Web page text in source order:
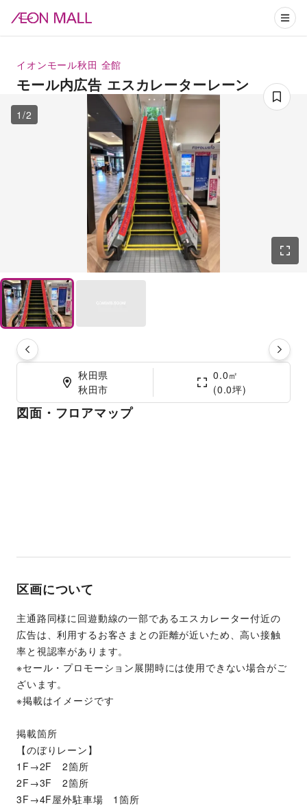
イオンモール秋田 全館
モール内広告 エスカレーターレーン
1 /2
秋田県
秋田市
0.0㎡
(0.0坪)
図面・フロアマップ
区画について
主通路同様に回遊動線の一部であるエスカレーター付近の
広告は、利用するお客さまとの距離が近いため、高い接触
率と視認率があります。
※セール・プロモーション展開時には使用できない場合がご
ざいます。
※掲載はイメージです
掲載箇所
【のぼりレーン】
1F→2F　2箇所
2F→3F　2箇所
3F→4F屋外駐車場　1箇所